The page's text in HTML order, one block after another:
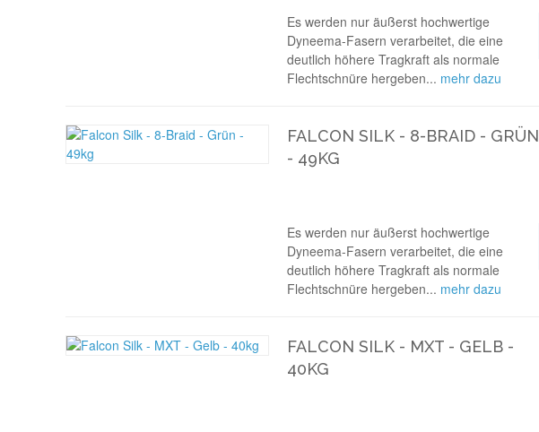
Es werden nur äußerst hochwertige
Dyneema-Fasern verarbeitet, die eine
deutlich höhere Tragkraft als normale
Flechtschnüre hergeben... mehr dazu
FALCON SILK - 8-BRAID - GRÜN
- 49KG
Es werden nur äußerst hochwertige
Dyneema-Fasern verarbeitet, die eine
deutlich höhere Tragkraft als normale
Flechtschnüre hergeben... mehr dazu
FALCON SILK - MXT - GELB -
40KG